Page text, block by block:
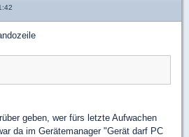
geben, wer fürs letzte Aufwachen
da im Gerätemanager "Gerät darf PC